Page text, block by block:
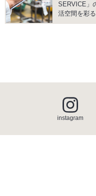
SERVICE」
活空間を彩
instagram